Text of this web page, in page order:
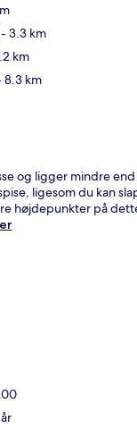
- 3.3 km
km
8.3 km
og ligger mindre
ligesom du kan
højdepunkter på